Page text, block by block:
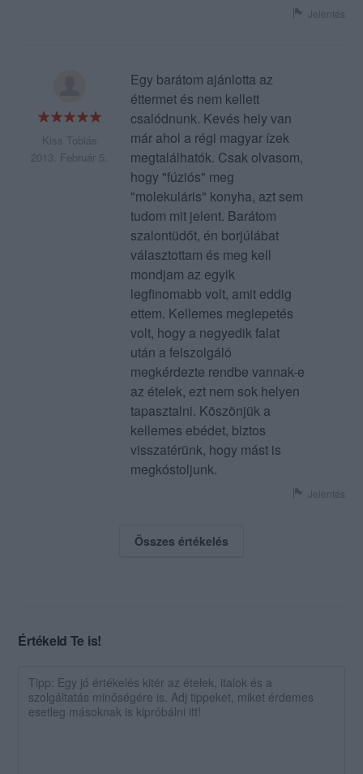
Jelentés
Kiss Tobiás
2013. Február 5.
Egy barátom ajánlotta az
éttermet és nem kellett
csalódnunk. Kevés hely van
már ahol a régi magyar ízek
megtalálhatók. Csak olvasom,
hogy "fúziós" meg
"molekuláris" konyha, azt sem
tudom mit jelent. Barátom
szalontüdőt, én borjúlábat
választottam és meg kell
mondjam az egyik
legfinomabb volt, amit eddig
ettem. Kellemes meglepetés
volt, hogy a negyedik falat
után a felszolgáló
megkérdezte rendbe vannak-e
az ételek, ezt nem sok helyen
tapasztalni. Köszönjük a
kellemes ebédet, biztos
visszatérünk, hogy mást is
megkóstoljunk.
Jelentés
Összes értékelés
Értékeld Te is!